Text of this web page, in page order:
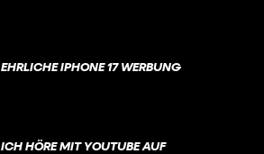
EHRLICHE IPHONE 17 WERBUNG
ICH HÖRE MIT YOUTUBE AUF